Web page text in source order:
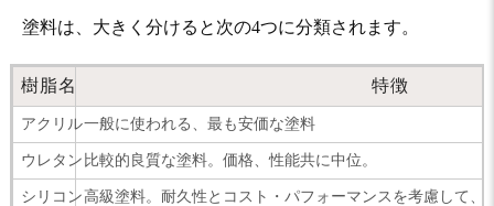
塗料は、大きく分けると次の4つに分類されます。
樹脂名 特徴
アクリル一般に使われる、最も安価な塗料
ウレタン 比較的良質な塗料。価格、性能共に中位。
シリコン 高級塗料。耐久性とコスト・パフォーマンスを考慮して